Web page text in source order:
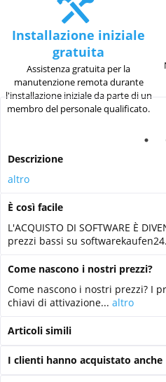
Installazione iniziale
gratuita
Assistenza gratuita per la
manutenzione remota durante
l'installazione iniziale da parte di un
membro del personale qualificato.
Descrizione
altro
È così facile
L'ACQUISTO DI SOFTWARE È
prezzi bassi su
Come nascono i nostri prezzi?
Come nascono i nostri prezzi? I
chiavi di attivazione... altro
Articoli simili
I clienti hanno acquistato anche